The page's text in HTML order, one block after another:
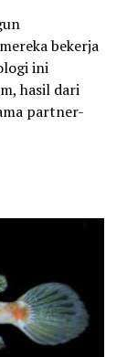
bekerja
ini
hasil dari
partner-